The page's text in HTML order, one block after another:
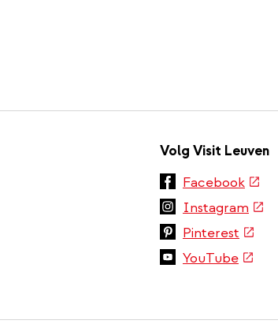
Volg Visit Leuven
Facebook
link)
Instagram
link)
Pinterest
link)
YouTube